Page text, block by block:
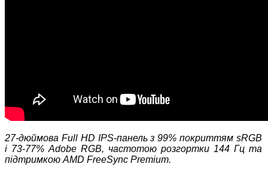
27-дюймова Full HD IPS-панель з 99% покриттям sRGB
і 73-77% Adobe RGB, частотою розгортки 144 Гц та
підтримкою AMD FreeSync Premium.